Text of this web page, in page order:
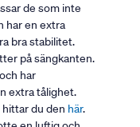
de som inte
har en extra
bra stabilitet.
på sängkanten.
har
extra tålighet.
du den här.